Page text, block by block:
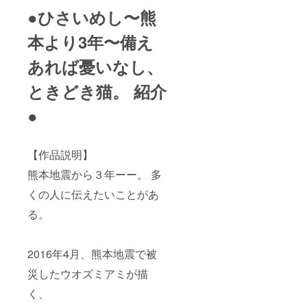
●ひさいめし〜熊
本より3年〜備え
あれば憂いなし、
ときどき猫。 紹介
●
【作品説明】
熊本地震から３年ーー。 多
くの人に伝えたいことがあ
る。
2016年4月、熊本地震で被
災したウオズミアミが描
く、